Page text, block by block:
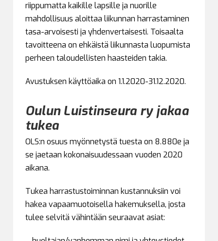
riippumatta kaikille lapsille ja nuorille
mahdollisuus aloittaa liikunnan harrastaminen
tasa-arvoisesti ja yhdenvertaisesti. Toisaalta
tavoitteena on ehkäistä liikunnasta luopumista
perheen taloudellisten haasteiden takia.
Avustuksen käyttöaika on 1.1.2020-31.12.2020.
Oulun Luistinseura ry jakaa
tukea
OLS:n osuus myönnetystä tuesta on 8.880e ja
se jaetaan kokonaisuudessaan vuoden 2020
aikana.
Tukea harrastustoiminnan kustannuksiin voi
hakea vapaamuotoisella hakemuksella, josta
tulee selvitä vähintään seuraavat asiat: